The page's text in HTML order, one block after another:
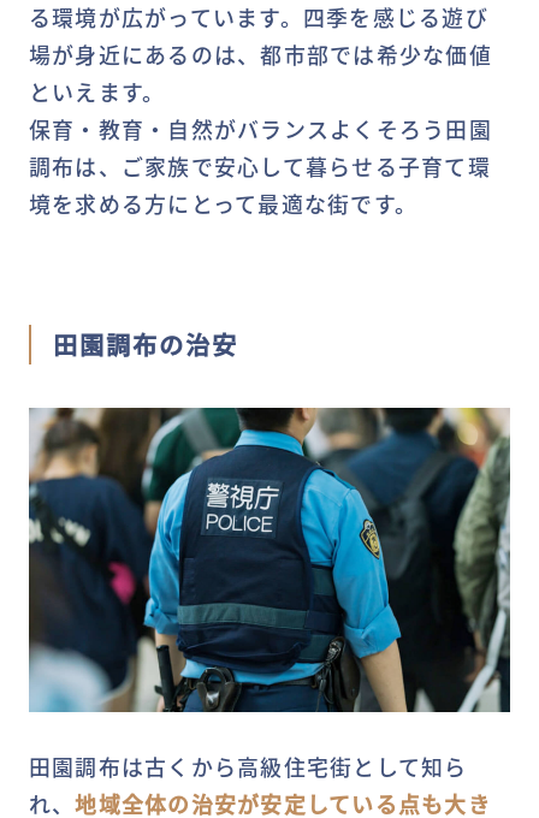
る環境が広がっています。四季を感じる遊び
場が身近にあるのは、都市部では希少な価値
といえます。
保育・教育・自然がバランスよくそろう田園
調布は、ご家族で安心して暮らせる子育て環
境を求める方にとって最適な街です。
田園調布の治安
田園調布は古くから高級住宅街として知ら
れ、地域全体の治安が安定している点も大き